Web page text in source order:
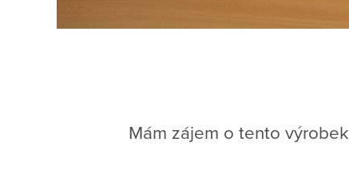
Mám zájem o tento výrobek